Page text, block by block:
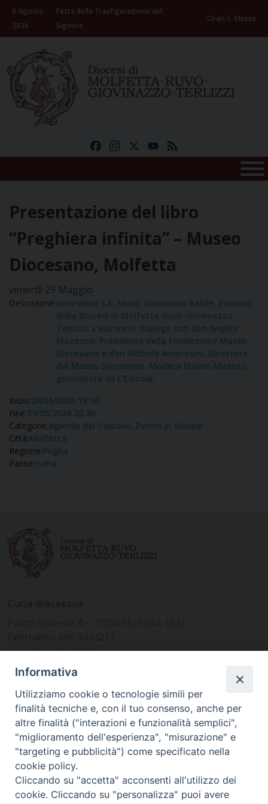
Skip
content
6 Agosto
2026
Festa della Trasfigurazione del
Signore
Orari S. Messe
FacebookInstagramYouTube
Presentazione del libro
“Preghiera infinita” – Museo
Diocesano, Molfetta
venerdì 29 Maggio
Descrizione:Interviene S.E. Mons. Domenico Basile, Vescovo
della Diocesi di Molfetta-Ruvo-Giovinazzo-
Terlizzi. L’autore in dialogo con don Angelo
Mazzone, Presidente della Fondazione Museo
Diocesano e don Michele Amorosini, Direttore
del Museo Diocesano. Modera Mauro Massari,
giornalista de L’Edicola.
Inizio:29/05/2026 19:30
Fine:29/05/2026 20:30
Categorie:Agenda del Vescovo, Eventi in diocesi
Città:Molfetta
Regione:Puglia
Paese:Italia
www.diocesimolfetta.it –
diocesimolfetta@pec.chiesacattolica.it
Ufficio Comunicazioni sociali
Piazza Giovene 4 – 70056 Molfetta (BA)
comunicazionisociali@diocesimolfetta.it
SEGUICI SU
Informativa
Utilizziamo cookie o tecnologie simili per
finalità tecniche e, con il tuo consenso, anche per
altre finalità ("interazioni e funzionalità semplici",
"miglioramento dell'esperienza", "misurazione" e
"targeting e pubblicità") come specificato nella
cookie policy.
Cliccando su "accetta" acconsenti all'utilizzo dei
cookie. Cliccando su "personalizza" puoi avere